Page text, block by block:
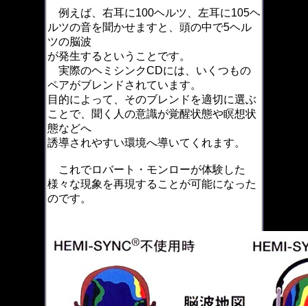
例えば、右耳に100ヘルツ、左耳に105ヘ
ルツの音を聞かせますと、頭の中で5ヘル
ツの脳波
が発生するということです。
実際のヘミシンクCDには、いくつもの
ペアがブレンドされています。
目的によって、そのブレンドを適切に選ぶ
ことで、聞く人の意識が覚醒状態や瞑想状
態などへ
誘導されやすい環境へ導いてくれます。
これでロバート・モンローが体験した
様々な現象を再現することが可能になった
のです。